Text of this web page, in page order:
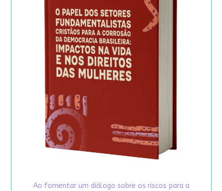
Ao fomentar um diálogo sobre os riscos para a